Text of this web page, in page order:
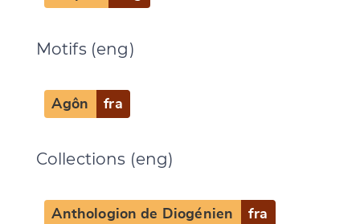
Motifs (eng)
Agôn fra
Collections (eng)
Anthologion de Diogénien fra